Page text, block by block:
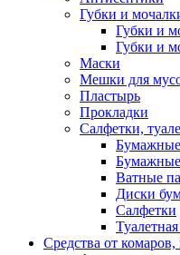
Губки и
Губки и
Губки и
Маски
Мешки для
Пластырь
Прокладки
Салфетки,
Ватные
Диски
Салфетки
Средства от